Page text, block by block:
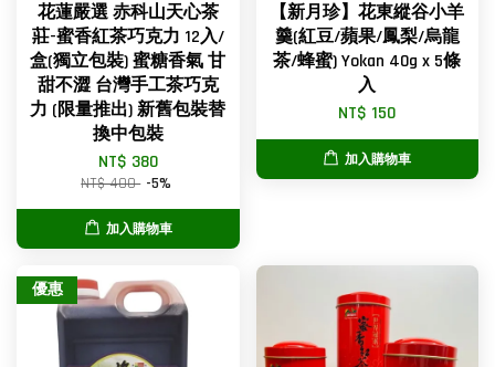
花蓮嚴選 赤科山天心茶
莊-蜜香紅茶巧克力 12入/
盒(獨立包裝) 蜜糖香氣 甘
甜不澀 台灣手工茶巧克
力 (限量推出) 新舊包裝替
換中包裝
NT$ 380
NT$ 400 -5%
加入購物車
【新月珍】花東縱谷小羊
羹(紅豆/蘋果/鳳梨/烏龍
茶/蜂蜜) Yokan 40g x 5條
入
NT$ 150
加入購物車
優惠